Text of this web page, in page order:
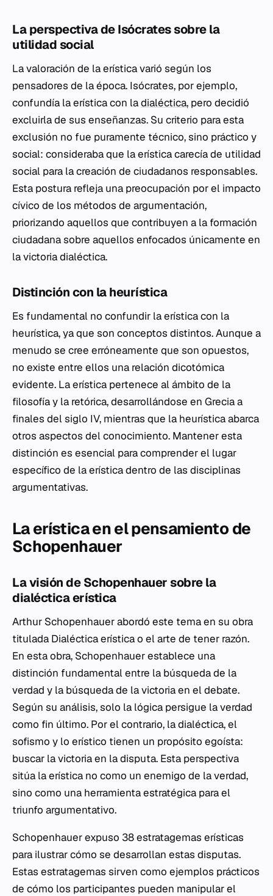
La perspectiva de Isócrates sobre la
utilidad social
La valoración de la erística varió según los
pensadores de la época. Isócrates, por ejemplo,
confundía la erística con ladialéctica, pero decidió
excluirla de sus enseñanzas. Su criterio para esta
exclusión no fue puramente técnico, sino práctico y
social: consideraba que la erística carecía de utilidad
social para la creación de ciudadanos responsables.
Esta postura refleja una preocupación por el impacto
cívico de los métodos de argumentación,
priorizando aquellos que contribuyen a la formación
ciudadana sobre aquellos enfocados únicamente en
la victoria dialéctica.
Distinción con la heurística
Es fundamental no confundir la erística con la
heurística, ya que son conceptos distintos. Aunque a
menudo se cree erróneamente que son opuestos,
no existe entre ellos una relación dicotómica
evidente. La erística pertenece al ámbito de la
filosofía y la retórica, desarrollándose en Grecia a
finales del siglo IV, mientras que la heurística abarca
otros aspectos del conocimiento. Mantener esta
distinción es esencial para comprender el lugar
específico de la erística dentro de las disciplinas
argumentativas.
La erística en el pensamiento de
Schopenhauer
La visión de Schopenhauer sobre la
dialéctica erística
Arthur Schopenhauer abordó este tema en su obra
titulada Dialéctica erística o el arte de tener razón.
En esta obra, Schopenhauer establece una
distinción fundamental entre la búsqueda de la
verdad y la búsqueda de la victoria en el debate.
Según su análisis, solo la lógica persigue la verdad
como fin último. Por el contrario, la dialéctica, el
sofismo y lo erístico tienen un propósito egoísta:
buscar la victoria en la disputa. Esta perspectiva
sitúa la erística no como un enemigo de la verdad,
sino como una herramienta estratégica para el
triunfo argumentativo.
Schopenhauer expuso 38 estratagemas erísticas
para ilustrar cómo se desarrollan estas disputas.
Estas estratagemas sirven como ejemplos prácticos
de cómo los participantes pueden manipular el